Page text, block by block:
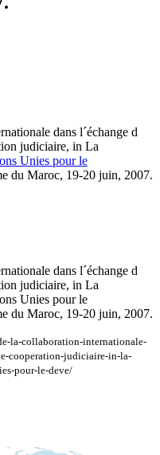
dans l´échange d
judiciaire, in La
Unies pour le
du Maroc, 19-20 juin, 2007.
dans l´échange d
judiciaire, in La
Unies pour le
du Maroc, 19-20 juin, 2007.
la-collaboration-internationale-
cooperation-judiciaire-in-la-
pour-le-deve/